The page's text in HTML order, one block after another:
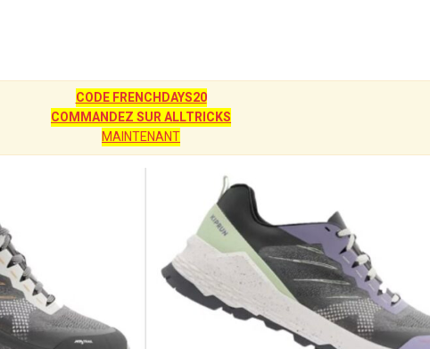
CODE FRENCHDAYS20
COMMANDEZ SUR ALLTRICKS
MAINTENANT